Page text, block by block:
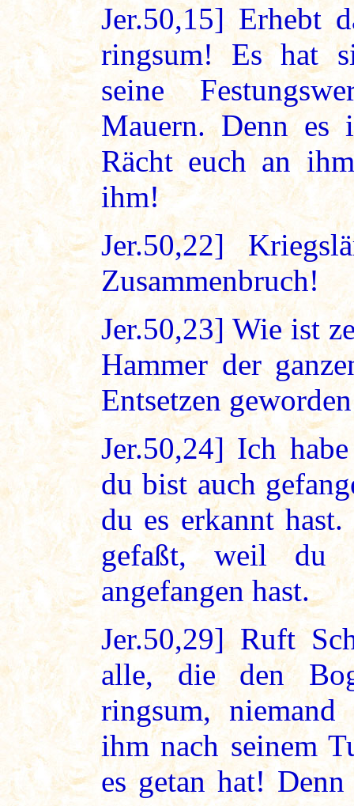
Jer.50,15] Erhebt
ringsum! Es hat
seine
Mauern. Denn es
Rächt euch an
ihm!
Jer.50,22]
Zusammenbruch!
Jer.50,23] Wie ist
Hammer der
Entsetzen
Jer.50,24] Ich
du bist auch
du es erkannt
gefaßt, weil du
angefangen hast.
Jer.50,29] Ruft
alle, die den
ringsum, niemand
ihm nach seinem
es getan hat! Denn